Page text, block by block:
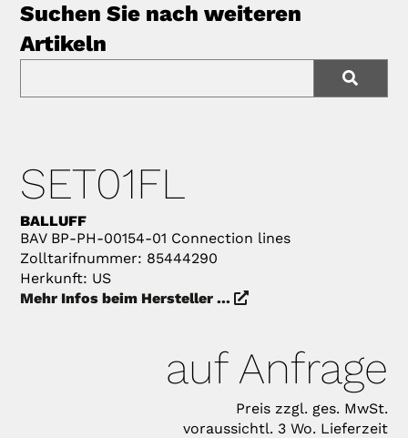
Suchen Sie nach weiteren
Artikeln
SET01FL
BALLUFF
BAV BP-PH-00154-01 Connection lines
Zolltarifnummer: 85444290
Herkunft: US
Mehr Infos beim Hersteller ...
auf Anfrage
Preis zzgl. ges. MwSt.
voraussichtl. 3 Wo. Lieferzeit